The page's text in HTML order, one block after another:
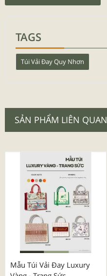
TAGS
Túi Vải Đay Quy Nhơn
SẢN PHẨM LIÊN QUAN
Mẫu Túi Vải Đay Luxury